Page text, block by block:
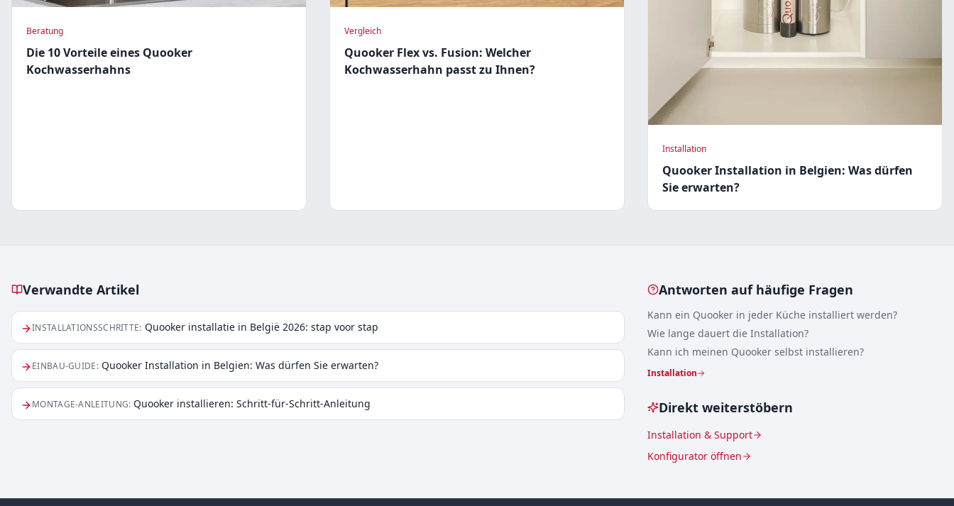
Beratung
Die 10 Vorteile eines Quooker
Kochwasserhahns
Vergleich
Quooker Flex vs. Fusion: Welcher
Kochwasserhahn passt zu Ihnen?
Installation
Quooker Installation in Belgien: Was dürfen
Sie erwarten?
Verwandte Artikel
Verwandte Artikel
INSTALLATIONSSCHRITTE: Quooker installatie in België 2026: stap voor stap
EINBAU-GUIDE: Quooker Installation in Belgien: Was dürfen Sie erwarten?
MONTAGE-ANLEITUNG: Quooker installieren: Schritt-für-Schritt-Anleitung
Antworten auf häufige Fragen
Kann ein Quooker in jeder Küche installiert werden?
Wie lange dauert die Installation?
Kann ich meinen Quooker selbst installieren?
Installation
Direkt weiterstöbern
Installation & Support
Konfigurator öffnen